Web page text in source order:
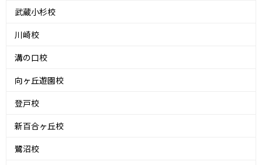
武蔵小杉校
川崎校
溝の口校
向ヶ丘遊園校
登戸校
新百合ヶ丘校
鷺沼校